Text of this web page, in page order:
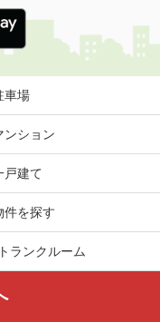
車場
ンション
戸建て
件を探す
ランクルーム